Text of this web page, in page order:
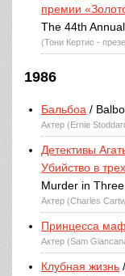
премии
The 44th
(Тони Кертис -
1986
Бальбоа /
Актер (Ernie
Детективы
Убийство в
Murder in
Актер (Charles
Принцесса
Актер (Sam
Клубная жизнь